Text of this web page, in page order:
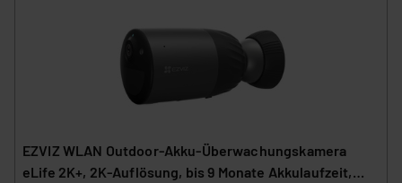
EZVIZ WLAN Outdoor-Akku-Überwachungskamera
eLife 2K+, 2K-Auflösung, bis 9 Monate Akkulaufzeit,